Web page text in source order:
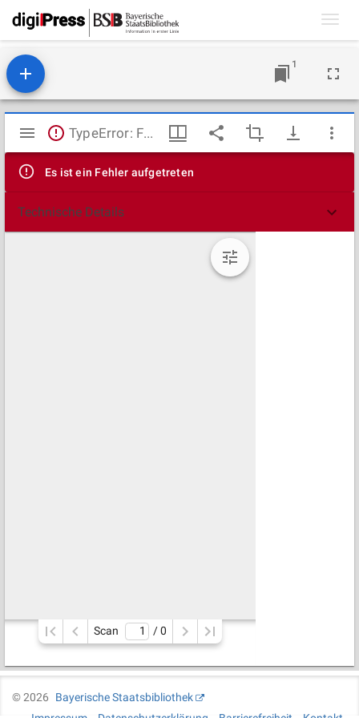
1
Mirador
Viewer
TypeError: Failed to fetch
Es ist ein Fehler aufgetreten
Technische Details
Scan / 0
©2026
Bayerische Staatsbibliothek